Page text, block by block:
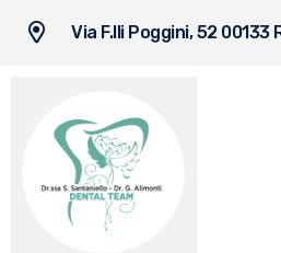
Via F.lli Poggini, 52 00133